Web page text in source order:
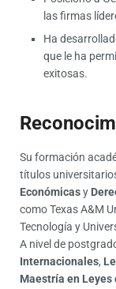
las firmas
Ha
que le ha
exitosas.
Su formación
títulos
Económicasy
como Texas A&M
Tecnología y
A nivel de
Internacionales,
Maestría en